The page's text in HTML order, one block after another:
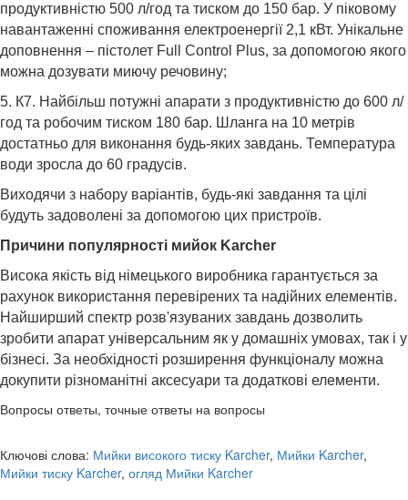
продуктивністю 500 л/год та тиском до 150 бар. У піковому
навантаженні споживання електроенергії 2,1 кВт. Унікальне
доповнення – пістолет Full Control Plus, за допомогою якого
можна дозувати миючу речовину;
5. К7. Найбільш потужні апарати з продуктивністю до 600 л/
год та робочим тиском 180 бар. Шланга на 10 метрів
достатньо для виконання будь-яких завдань. Температура
води зросла до 60 градусів.
Виходячи з набору варіантів, будь-які завдання та цілі
будуть задоволені за допомогою цих пристроїв.
Причини популярності мийок Karcher
Висока якість від німецького виробника гарантується за
рахунок використання перевірених та надійних елементів.
Найширший спектр розв'язуваних завдань дозволить
зробити апарат універсальним як у домашніх умовах, так і у
бізнесі. За необхідності розширення функціоналу можна
докупити різноманітні аксесуари та додаткові елементи.
Вопросы ответы, точные ответы на вопросы
Ключові слова: Мийки високого тиску Karcher, Мийки Karcher,
Мийки тиску Karcher, огляд Мийки Karcher